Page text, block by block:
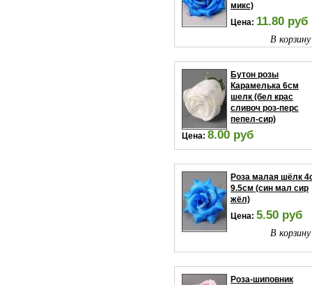
микс)
Цена: 11.80 руб
В
Бутон розы
Карамелька 6см
шелк (бел крас
сливоч роз-перс
пепел-сир)
Цена: 8.00 руб
В
Роза малая шёлк
9.5см (син мал сир
жёл)
Цена: 5.50 руб
В
Роза-шиповник